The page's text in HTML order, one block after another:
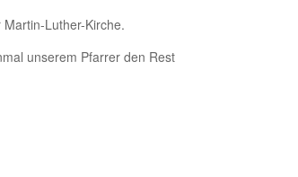
Luther-Kirche.
unserem Pfarrer den Rest